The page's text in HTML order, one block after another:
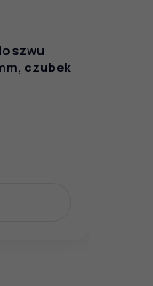
szwu
czubek